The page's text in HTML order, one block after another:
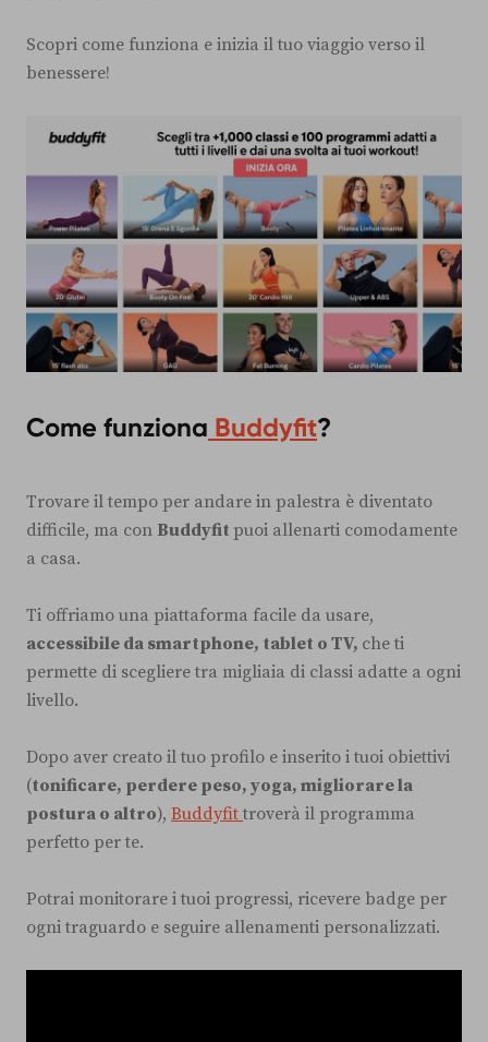
Scopri come funziona e inizia il tuo viaggio verso il
benessere!
Come funziona Buddyfit?
Trovare il tempo per andare in palestra è diventato
difficile, ma con Buddyfit puoi allenarti comodamente
a casa.
Ti offriamo una piattaforma facile da usare,
accessibile da smartphone, tablet o TV, che ti
permette di scegliere tra migliaia di classi adatte a ogni
livello.
Dopo aver creato il tuo profilo e inserito i tuoi obiettivi
(tonificare, perdere peso, yoga, migliorare la
postura o altro), Buddyfit troverà il programma
perfetto per te.
Potrai monitorare i tuoi progressi, ricevere badge per
ogni traguardo e seguire allenamenti personalizzati.